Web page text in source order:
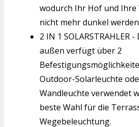
wodurch Ihr Hof und Ihre
nicht mehr dunkel werden
2 IN 1 SOLARSTRAHLER
außen verfügt über 2
Outdoor-Solarleuchte
Wandleuchte verwendet
beste Wahl für die
Wegebeleuchtung.